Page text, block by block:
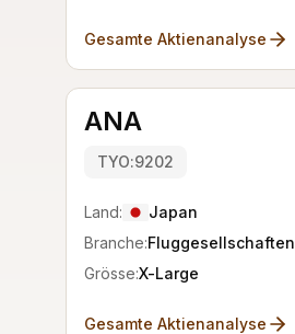
Gesamte Aktienanalyse
ANA
TYO:9202
Land:
Japan
Branche:Fluggesellschaften
Grösse:X-Large
Gesamte Aktienanalyse